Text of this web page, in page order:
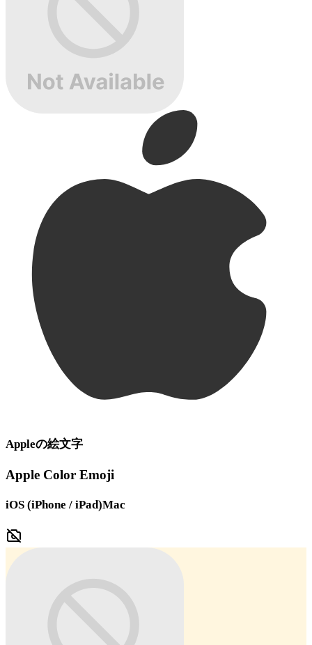
Appleの絵文字
Apple Color Emoji
iOS (iPhone / iPad)Mac